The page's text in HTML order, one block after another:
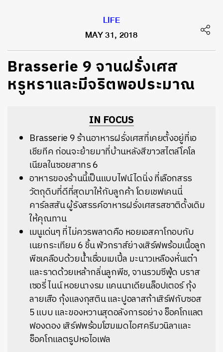
LIFE
MAY 31, 2018
Brasserie 9 จานฝรั่งเศส
หรูหราและมีจริตพอประมาณ
IN FOCUS
Brasserie 9 ร้านอาหารฝรั่งเศสที่เคยตั้งอยู่ที่เอ
เชียทีค ก่อนจะย้ายมาที่บ้านหลังสีขาวสไตล์โคโล
เนียลในซอยสาทร 6
อาหารของร้านนี้เป็นแบบไฟน์ไดนิ่ง ที่เลือกสรร
วัตถุดิบที่ดีที่สุดมาให้กับลูกค้า โดยเชฟเคนนี่
คาร์ลสสัน ผู้รังสรรค์อาหารฝรั่งเศสรสชาติดั้งเดิม
ให้คุณทาน
เมนูเด่นๆ ที่ไม่ควรพลาดคือ หอยเอสคาโกอบกับ
เนยกระเทียม 6 ชิ้น ฟัวกราส์ย่างเสิร์ฟพร้อมเนื้อลูก
พีชเคลือบด้วยน้ำเชื่อมเมเปิ้ล มะนาวเหลืองหั่นเต๋า
และราดด้วยเหล้ากลิ่นลูกพีช, จานรวมซีฟู้ด บราส
เซอรี่ ไนน์ หอยนางรม แคนนาเดียนล็อปเตอร์ กุ้ง
ลายเสือ กุ้งแลงกุสติน และปูอลาสก้าเสิร์ฟกับซอส
5 แบบ และของหวานสุดอลังการอย่างช็อคโกแลต
ฟองดอง เสิร์ฟพร้อมโฮมเมดไอศครีมวนิลาและ
ช็อคโกแลตรูปหอไอเฟล